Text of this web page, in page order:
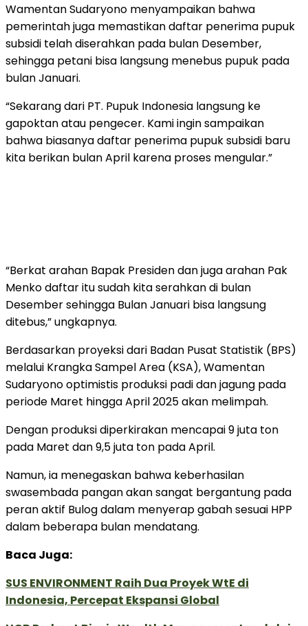
Wamentan Sudaryono menyampaikan bahwa
pemerintah juga memastikan daftar penerima pupuk
subsidi telah diserahkan pada bulan Desember,
sehingga petani bisa langsung menebus pupuk pada
bulan Januari.
“Sekarang dari PT. Pupuk Indonesia langsung ke
gapoktan atau pengecer. Kami ingin sampaikan
bahwa biasanya daftar penerima pupuk subsidi baru
kita berikan bulan April karena proses mengular.”
“Berkat arahan Bapak Presiden dan juga arahan Pak
Menko daftar itu sudah kita serahkan di bulan
Desember sehingga Bulan Januari bisa langsung
ditebus,” ungkapnya.
Berdasarkan proyeksi dari Badan Pusat Statistik (BPS)
melalui Krangka Sampel Area (KSA), Wamentan
Sudaryono optimistis produksi padi dan jagung pada
periode Maret hingga April 2025 akan melimpah.
Dengan produksi diperkirakan mencapai 9 juta ton
pada Maret dan 9,5 juta ton pada April.
Namun, ia menegaskan bahwa keberhasilan
swasembada pangan akan sangat bergantung pada
peran aktif Bulog dalam menyerap gabah sesuai HPP
dalam beberapa bulan mendatang.
Baca Juga:
SUS ENVIRONMENT Raih Dua Proyek WtE di
Indonesia, Percepat Ekspansi Global